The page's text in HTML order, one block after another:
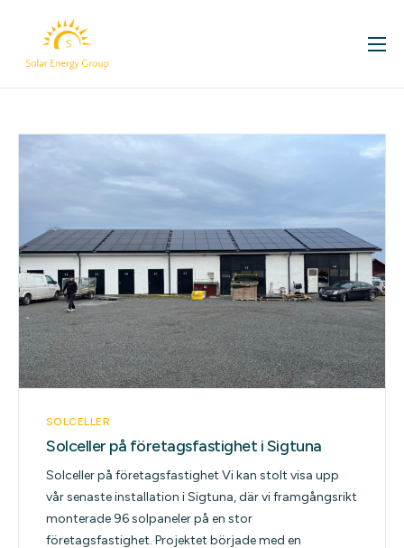
För ditt hem
Våra projekt
Solcellsbloggen
SOLCELLER
Solceller på företagsfastighet i Sigtuna
Solceller på företagsfastighet Vi kan stolt visa upp
vår senaste installation i Sigtuna, där vi framgångsrikt
monterade 96 solpaneler på en stor
företagsfastighet. Projektet började med en